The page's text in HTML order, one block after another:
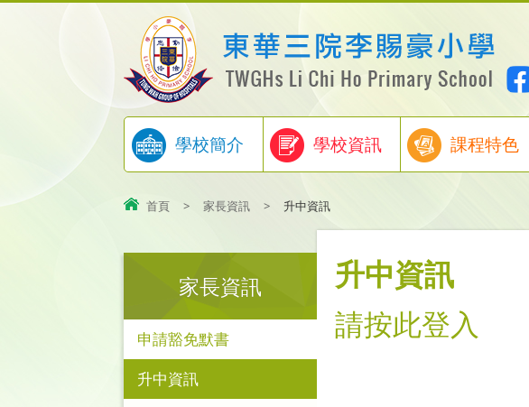
學校簡介 學校資訊 課程特色
首頁 > 家長資訊 > 升中資訊
升中資訊
請按此登入
家長資訊
申請豁免默書
升中資訊